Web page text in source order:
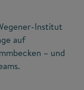
Institut
auf
– und